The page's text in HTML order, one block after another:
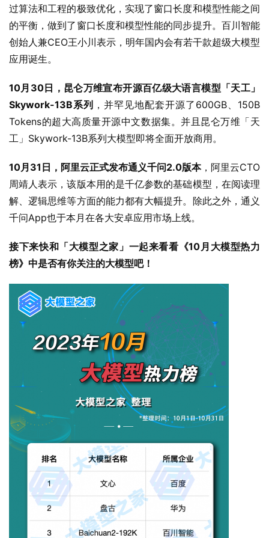
过算法和工程的极致优化，实现了窗口长度和模型性能之间
的平衡，做到了窗口长度和模型性能的同步提升。百川智能
创始人兼CEO王小川表示，明年国内会有若干款超级大模型
应用诞生。
10月30日，昆仑万维宣布开源百亿级大语言模型「天工」
Skywork-13B系列 ，并罕见地配套开源了600GB、150B
Tokens的超大高质量开源中文数据集。并且昆仑万维「天
工」Skywork-13B系列大模型即将全面开放商用。
10月31日，阿里云正式发布通义千问2.0版本，阿里云CTO
周靖人表示，该版本用的是千亿参数的基础模型，在阅读理
解、逻辑思维等方面的能力都有大幅提升。除此之外，通义
千问App也于本月在各大安卓应用市场上线。
接下来快和「大模型之家」一起来看看《10月大模型热力
榜》中是否有你关注的大模型吧！